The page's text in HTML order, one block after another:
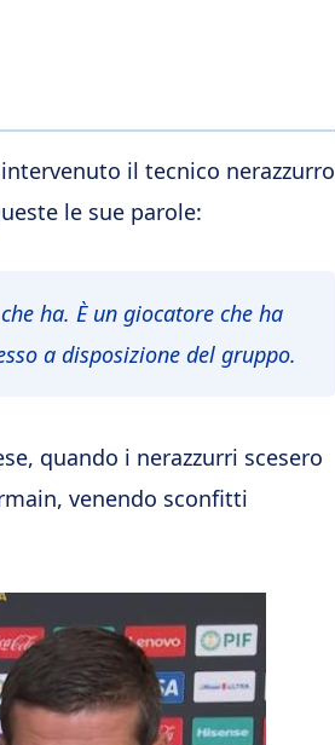
il tecnico nerazzurro
le sue parole:
ha. È un giocatore che ha
a disposizione del gruppo.
quando i nerazzurri scesero
venendo sconfitti